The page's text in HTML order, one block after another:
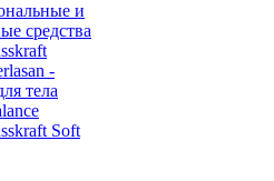
и
средства
-
тела
Soft